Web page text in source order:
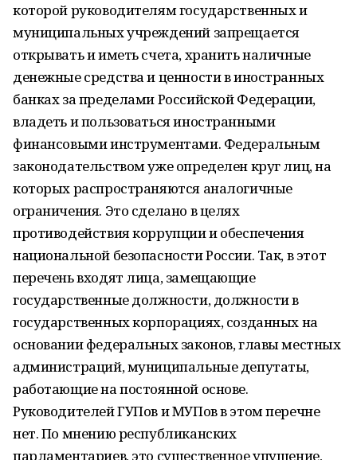
которой руководителям государственных и
муниципальных учреждений запрещается
открывать и иметь счета, хранить наличные
денежные средства и ценности в иностранных
банках за пределами Российской Федерации,
владеть и пользоваться иностранными
финансовыми инструментами. Федеральным
законодательством уже определен круг лиц, на
которых распространяются аналогичные
ограничения. Это сделано в целях
противодействия коррупции и обеспечения
национальной безопасности России. Так, в этот
перечень входят лица, замещающие
государственные должности, должности в
государственных корпорациях, созданных на
основании федеральных законов, главы местных
администраций, муниципальные депутаты,
работающие на постоянной основе.
Руководителей ГУПов и МУПов в этом перечне
нет. По мнению республиканских
парламентариев, это существенное упущение,